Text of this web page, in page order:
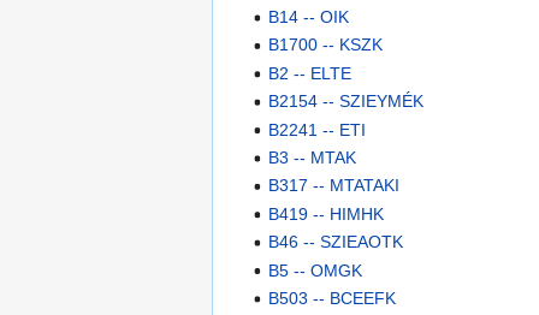
B14 -- OIK
B1700 -- KSZK
B2 -- ELTE
B2154 -- SZIEYMÉK
B2241 -- ETI
B3 -- MTAK
B317 -- MTATAKI
B419 -- HIMHK
B46 -- SZIEAOTK
B5 -- OMGK
B503 -- BCEEFK